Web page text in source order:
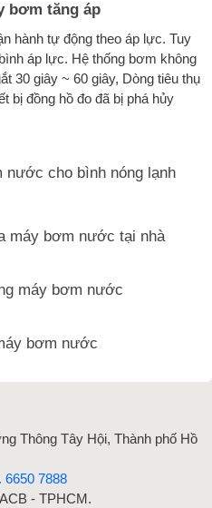
bơm tăng áp
hành tự động theo áp lực. Tuy
áp lực. Hệ thống bơm không
30 giây ~ 60 giây, Dòng tiêu thụ
bị đồng hồ đo đã bị phá hủy
nước cho bình nóng lạnh
máy bơm nước tại nhà
máy bơm nước
bơm nước
Thông Tây Hội, Thành phố Hồ
6650 7888
- TPHCM.